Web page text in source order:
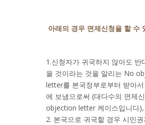
아래의 경우 면제신청을 할 수
1.신청자가 귀국하지 않아도 반
을 것이라는 것을 알리는 No
letter를 본국정부로부터 받아
에 보냄으로써 (대다수의 면제
objection letter 케이스입니다),
2. 본국으로 귀국할 경우 시민